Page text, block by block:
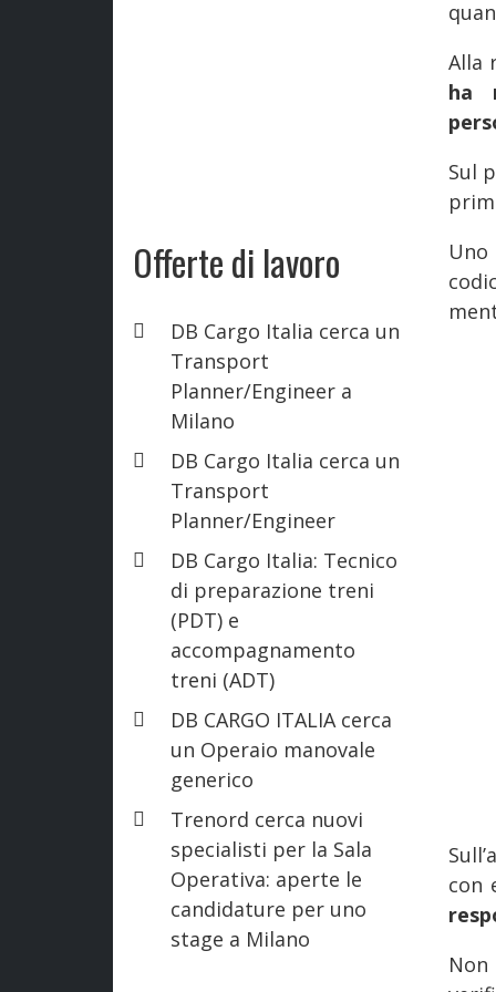
Offerte di lavoro
DB Cargo Italia cerca un
Transport
Planner/Engineer a
Milano
DB Cargo Italia cerca un
Transport
Planner/Engineer
DB Cargo Italia: Tecnico
di preparazione treni
(PDT) e
accompagnamento
treni (ADT)
DB CARGO ITALIA cerca
un Operaio manovale
generico
Trenord cerca nuovi
specialisti per la Sala
Operativa: aperte le
candidature per uno
stage a Milano
Alla
ha
Sul
con